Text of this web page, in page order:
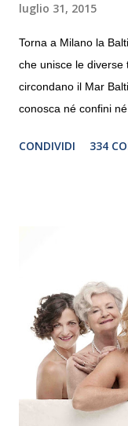
luglio 31, 2015
Torna a Milano la
che unisce le diverse
circondano il Mar
conosca né confini
debutterà il 10
“Settembre
consecutivo. Il
giovani artisti della
volta. L’orchestra,
da un prestigioso
CONDIVIDI 334